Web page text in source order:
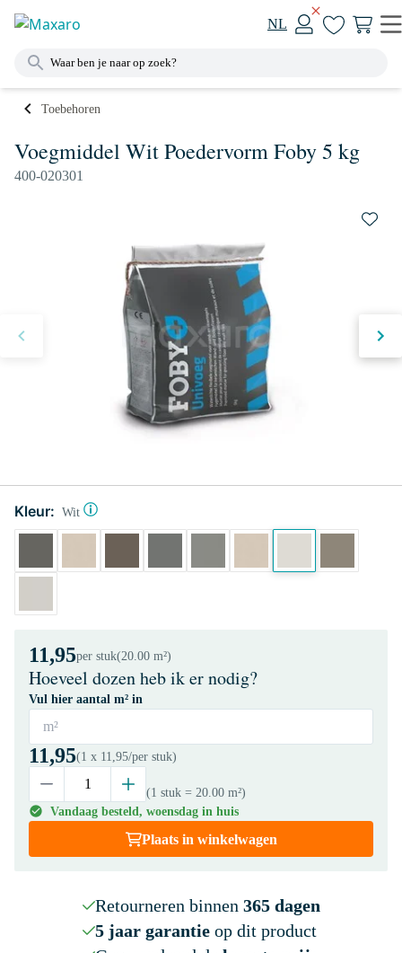
NL
Toebehoren
Voegmiddel Wit Poedervorm Foby 5 kg
400-020301
Kleur: Wit
11,95per stuk(20.00 m²)
Hoeveel dozen heb ik er nodig?
Vul hier aantal m² in
m²
11,95(1 x 11,95/per stuk)
(1 stuk = 20.00 m²)
Vandaag besteld, woensdag in huis
Plaats in winkelwagen
Retourneren binnen 365 dagen
5 jaar garantieop dit product